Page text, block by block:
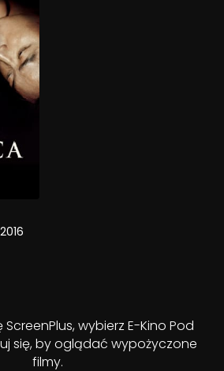
2016
wybierz E-Kino Pod
się, by oglądać wypożyczone
filmy.